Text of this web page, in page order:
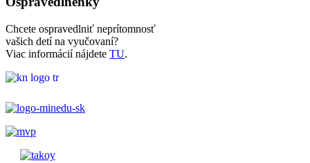
Chcete ospravedlniť neprítomnosť
vašich detí na vyučovaní?
Viac informácií nájdete TU.